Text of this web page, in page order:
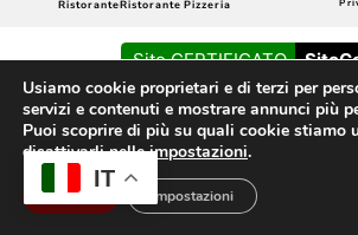
RistoranteRistorante Pizzeria
Sito CERTIFICATO
Questo sito è
IT
Usiamo cookie proprietari e di terzi per
servizi e contenuti e mostrare annunci più
Puoi scoprire di più su quali cookie stiamo
disattivarli nelleimpostazioni.
Accetta Impostazioni